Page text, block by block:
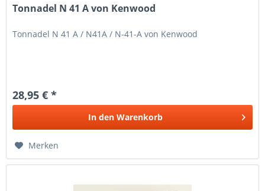
Tonnadel N 41 A von Kenwood
Tonnadel N 41 A / N41A / N-41-A von Kenwood
28,95 € *
In den Warenkorb
Merken